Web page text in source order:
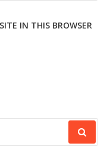
IN THIS BROWSER